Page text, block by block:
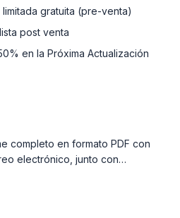
gratuita (pre-venta)
post venta
en la Próxima Actualización
completo en formato PDF con
electrónico, junto con
de nuestros analistas. Para
la tabla de precios a